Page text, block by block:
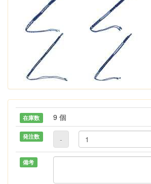
在庫数 9 個
発注数 -
備考